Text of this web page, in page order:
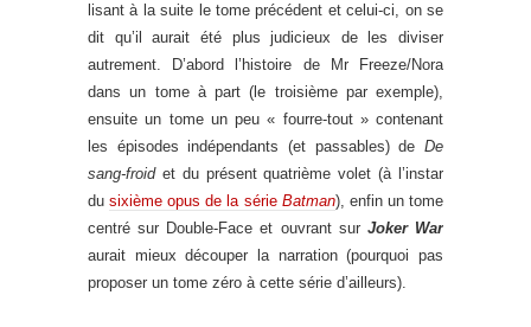
lisant à la suite le tome précédent et celui-ci, on se
dit qu’il aurait été plus judicieux de les diviser
autrement. D’abord l’histoire de Mr Freeze/Nora
dans un tome à part (le troisième par exemple),
ensuite un tome un peu « fourre-tout » contenant
les épisodes indépendants (et passables) de De
sang-froidet du présent quatrième volet (à l’instar
dusixième opus de la série Batman), enfin un tome
centré sur Double-Face et ouvrant sur Joker War
aurait mieux découper la narration (pourquoi pas
proposer un tome zéro à cette série d’ailleurs).